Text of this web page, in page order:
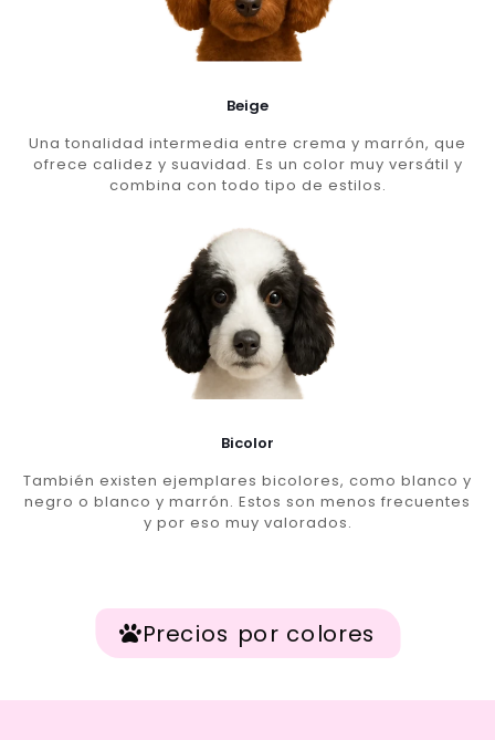
Beige
Una tonalidad intermedia entre crema y marrón, que
ofrece calidez y suavidad. Es un color muy versátil y
combina con todo tipo de estilos.
Bicolor
También existen ejemplares bicolores, como blanco y
negro o blanco y marrón. Estos son menos frecuentes
y por eso muy valorados.
Precios por colores